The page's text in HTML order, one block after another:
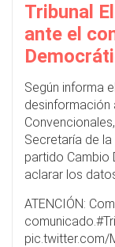
Tribunal
ante el
Según informa el
Secretaría de
partido Cambio
aclarar los
ATENCIÓN:
comunicado.
pic.twitter.com/